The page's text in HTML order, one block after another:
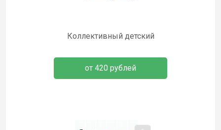
Коллективный детский
от 420 рублей